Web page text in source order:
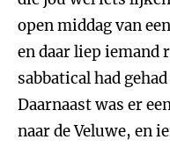
open middag van
en daar liep iemand
sabbatical had
Daarnaast was er
naar de Veluwe, en